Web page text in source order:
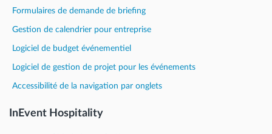
Formulaires de demande de briefing
Gestion de calendrier pour entreprise
Logiciel de budget événementiel
Logiciel de gestion de projet pour les événements
Accessibilité de la navigation par onglets
InEvent Hospitality